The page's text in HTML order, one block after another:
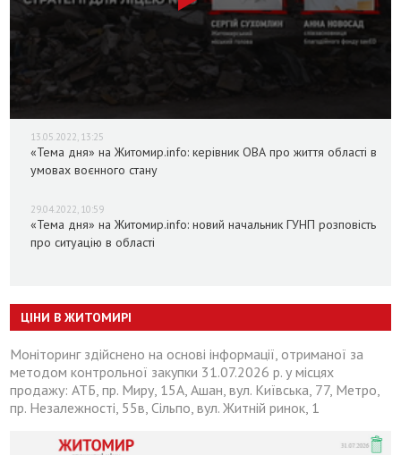
13.05.2022, 13:25
«Тема дня» на Житомир.info: керівник ОВА про життя області в
умовах воєнного стану
29.04.2022, 10:59
«Тема дня» на Житомир.info: новий начальник ГУНП розповість
про ситуацію в області
ЦІНИ В ЖИТОМИРІ
Моніторинг здійснено на основі інформації, отриманої за
методом контрольної закупки 31.07.2026 р. у місцях
продажу: АТБ, пр. Миру, 15А, Ашан, вул. Київська, 77, Метро,
пр. Незалежності, 55в, Сільпо, вул. Житній ринок, 1